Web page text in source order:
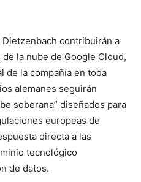
contribuirán a
la nube de Google Cloud,
de la compañía en toda
alemanes seguirán
soberana” diseñados para
europeas de
directa a las
tecnológico
de datos.